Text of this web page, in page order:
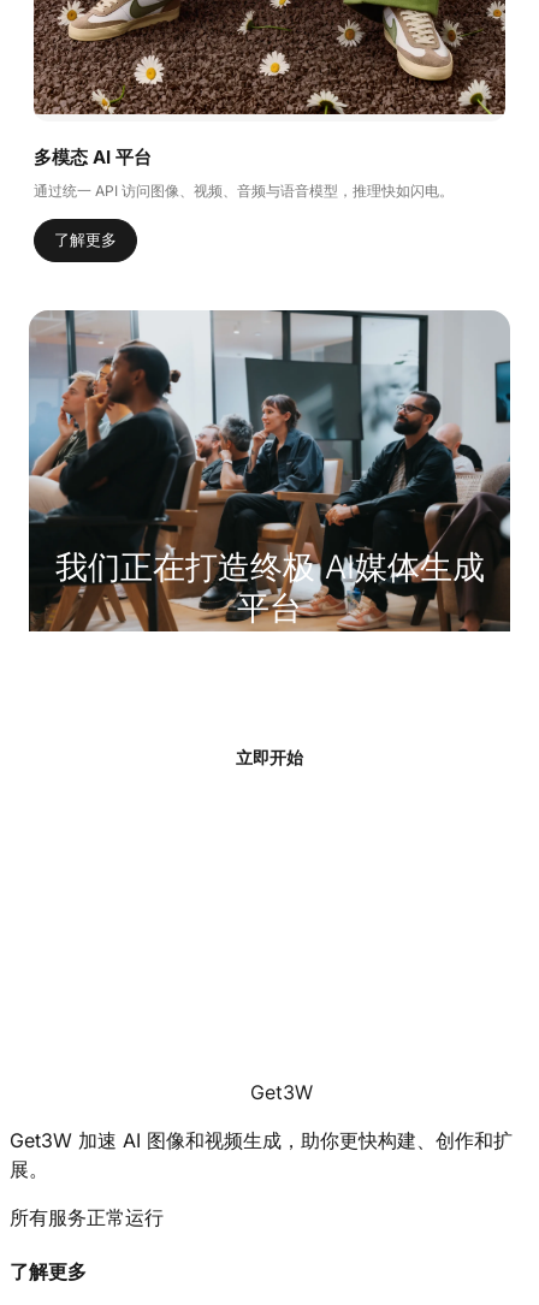
多模态 AI 平台
通过统一 API 访问图像、视频、音频与语音模型，推理快如闪电。
了解更多
我们正在打造终极 AI媒体生成
平台
立即开始
Get3W
Get3W 加速 AI 图像和视频生成，助你更快构建、创作和扩
展。
所有服务正常运行
了解更多